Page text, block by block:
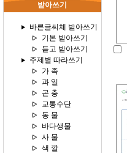
받아쓰기
바른글씨체 받아쓰기
기본 받아쓰기
듣고 받아쓰기
주제별 따라쓰기
가 족
과 일
곤 충
교통수단
동 물
바다생물
사 물
색 깔